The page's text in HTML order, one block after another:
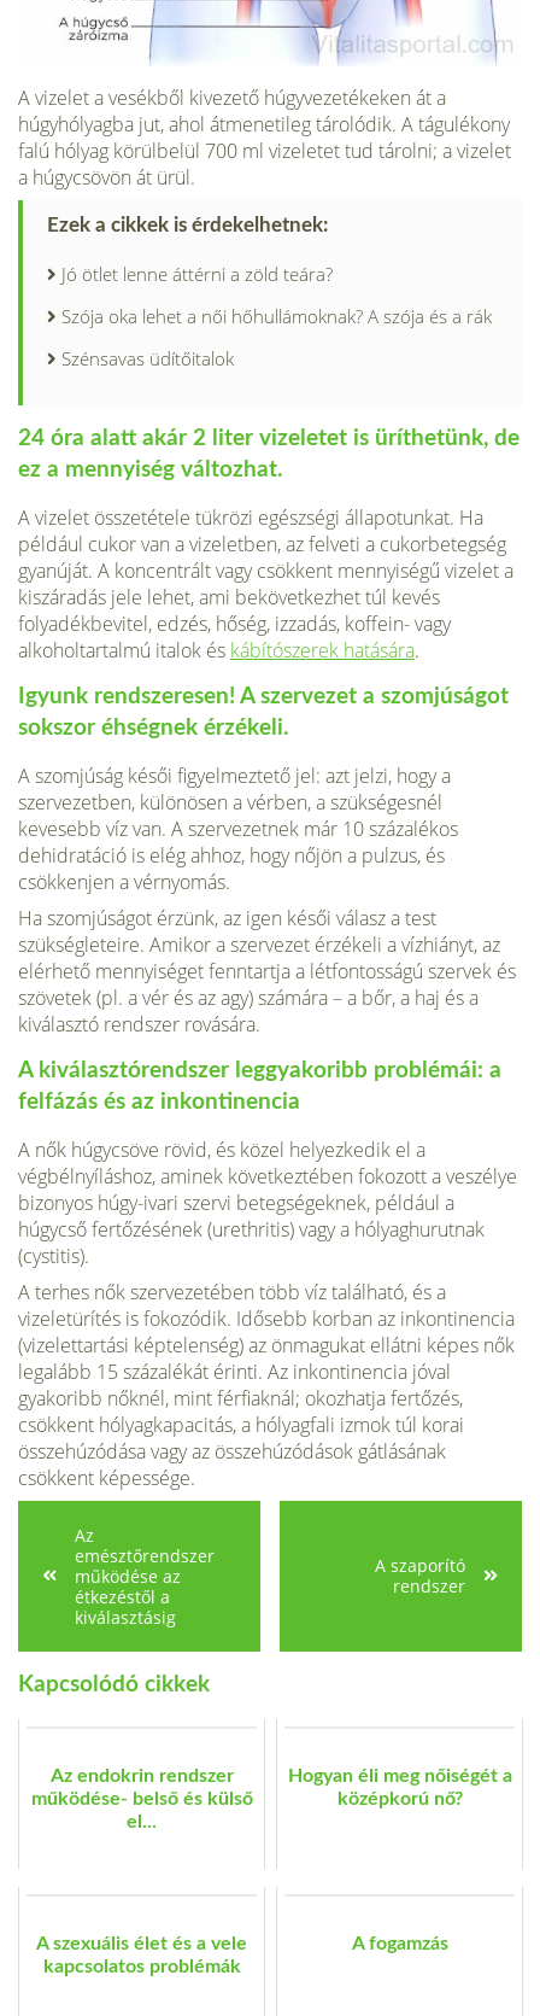
A vizelet a vesékből kivezető húgyvezetékeken át a
húgyhólyagba jut, ahol átmenetileg tárolódik. A tágulékony
falú hólyag körülbelül 700 ml vizeletet tud tárolni; a vizelet
a húgycsövön át ürül.
Ezek a cikkek is érdekelhetnek:
Jó ötlet lenne áttérni a zöld teára?
Szója oka lehet a női hőhullámoknak? A szója és a rák
Szénsavas üdítőitalok
24 óra alatt akár 2 liter vizeletet is üríthetünk, de
ez a mennyiség változhat.
A vizelet összetétele tükrözi egészségi állapotunkat. Ha
például cukor van a vizeletben, az felveti a cukorbetegség
gyanúját. A koncentrált vagy csökkent mennyiségű vizelet a
kiszáradás jele lehet, ami bekövetkezhet túl kevés
folyadékbevitel, edzés, hőség, izzadás, koffein- vagy
alkoholtartalmú italok és kábítószerek hatására.
Igyunk rendszeresen! A szervezet a szomjúságot
sokszor éhségnek érzékeli.
A szomjúság késői figyelmeztető jel: azt jelzi, hogy a
szervezetben, különösen a vérben, a szükségesnél
kevesebb víz van. A szervezetnek már 10 százalékos
dehidratáció is elég ahhoz, hogy nőjön a pulzus, és
csökkenjen a vérnyomás.
Ha szomjúságot érzünk, az igen késői válasz a test
szükségleteire. Amikor a szervezet érzékeli a vízhiányt, az
elérhető mennyiséget fenntartja a létfontosságú szervek és
szövetek (pl. a vér és az agy) számára – a bőr, a haj és a
kiválasztó rendszer rovására.
A kiválasztórendszer leggyakoribb problémái: a
felfázás és az inkontinencia
A nők húgycsöve rövid, és közel helyezkedik el a
végbélnyíláshoz, aminek következtében fokozott a veszélye
bizonyos húgy-ivari szervi betegségeknek, például a
húgycső fertőzésének (urethritis) vagy a hólyaghurutnak
(cystitis).
A terhes nők szervezetében több víz található, és a
vizeletürítés is fokozódik. Idősebb korban az inkontinencia
(vizelettartási képtelenség) az önmagukat ellátni képes nők
legalább 15 százalékát érinti. Az inkontinencia jóval
gyakoribb nőknél, mint férfiaknál; okozhatja fertőzés,
csökkent hólyagkapacitás, a hólyagfali izmok túl korai
összehúzódása vagy az összehúzódások gátlásának
csökkent képessége.
Az
emésztőrendszer
működése az
étkezéstől a
kiválasztásig
A szaporító
rendszer
Kapcsolódó cikkek
Az endokrin rendszer
működése- belső és külső
el...
Hogyan éli meg nőiségét a
középkorú nő?
A szexuális élet és a vele
kapcsolatos problémák
A fogamzás